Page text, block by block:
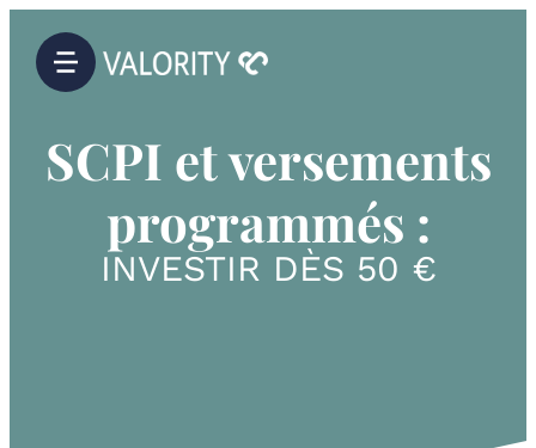
SCPI et versements
programmés :
INVESTIR DÈS 50 €